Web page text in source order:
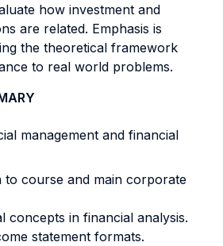
how investment and
are related. Emphasis is
the theoretical framework
to real world problems.
management and financial
to course and main corporate
concepts in financial analysis.
statement formats.